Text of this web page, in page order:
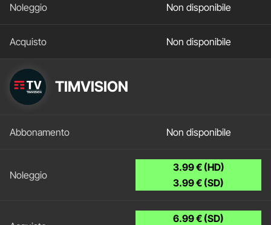
Non disponibile
Non disponibile
TIMVISION
Non disponibile
3.99 € (HD)
3.99 € (SD)
6.99 € (SD)